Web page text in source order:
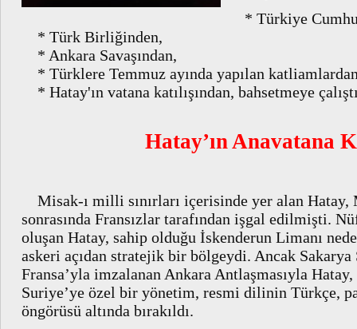
* Türkiye
* Türk Birliğinden,
* Ankara Savaşından,
* Türklere Temmuz ayında yapılan
* Hatay'ın vatana katılışından, bahsetmeye
Hatay’ın Anavatana
Misak-ı milli sınırları içerisinde yer alan Hatay,
sonrasında Fransızlar tarafından işgal edilmişti.
oluşan Hatay, sahip olduğu İskenderun Limanı
askeri açıdan stratejik bir bölgeydi. Ancak Sakarya
Fransa’yla imzalanan Ankara Antlaşmasıyla Hatay,
Suriye’ye özel bir yönetim, resmi dilinin Türkçe,
öngörüsü altında bırakıldı.